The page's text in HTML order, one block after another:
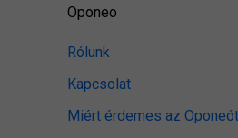
Oponeo
Rólunk
Kapcsolat
Miért érdemes az